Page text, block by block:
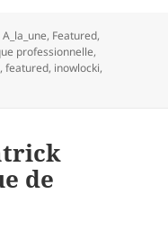
Catégories
A_la_une, Featured,
professionnelle,
,featured, inowlocki,
de